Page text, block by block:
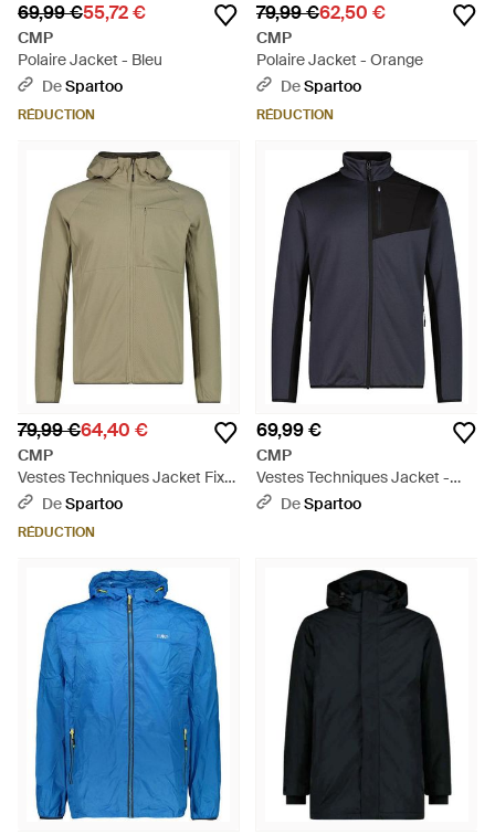
69,99 €55,72 €
CMP
Polaire Jacket - Bleu
DeSpartoo
RÉDUCTION
79,99 €62,50 €
CMP
Polaire Jacket - Orange
DeSpartoo
RÉDUCTION
79,99 €64,40 €
CMP
Vestes Techniques Jacket Fix
Hood - Vert
DeSpartoo
RÉDUCTION
69,99 €
CMP
Vestes Techniques Jacket -
BleuDeSpartoo